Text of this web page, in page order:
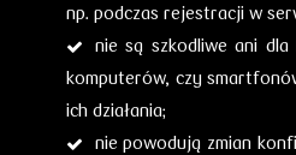
np. podczas rejestracji w
nie są szkodliwe ani
komputerów, czy
ich działania;
nie powodują zmian